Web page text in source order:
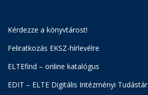
Kérdezze a könyvtárost!
Feliratkozás EKSZ-hírlevélre
ELTEfind – online katalógus
EDIT – ELTE Digitális Intézményi Tudástár